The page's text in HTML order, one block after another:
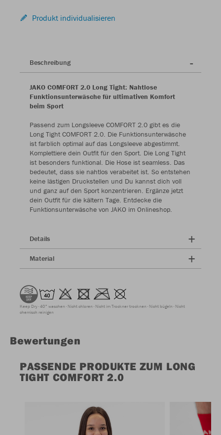
Produkt individualisieren
Beschreibung
JAKO COMFORT 2.0 Long Tight: Nahtlose
Funktionsunterwäsche für ultimativen Komfort
beim Sport
Passend zum Longsleeve COMFORT 2.0 gibt es die
Long Tight COMFORT 2.0. Die Funktionsunterwäsche
ist farblich optimal auf das Longsleeve abgestimmt.
Komplettiere dein Outfit für den Sport. Die Long Tight
ist besonders funktional. Die Hose ist seamless. Das
bedeutet, dass sie nahtlos verabeitet ist. So entstehen
keine lästigen Druckstellen und Du kannst dich voll
und ganz auf den Sport konzentrieren. Ergänze jetzt
dein Outfit für die kältern Tage. Entdecke die
Funktionsunterwäsche von JAKO im Onlineshop.
Details
Material
Keep Dry 40° waschen Nicht chloren Nicht im Trockner trocknen Nicht bügeln Nicht
chemisch reinigen
Bewertungen
PASSENDE PRODUKTE ZUM LONG
TIGHT COMFORT 2.0